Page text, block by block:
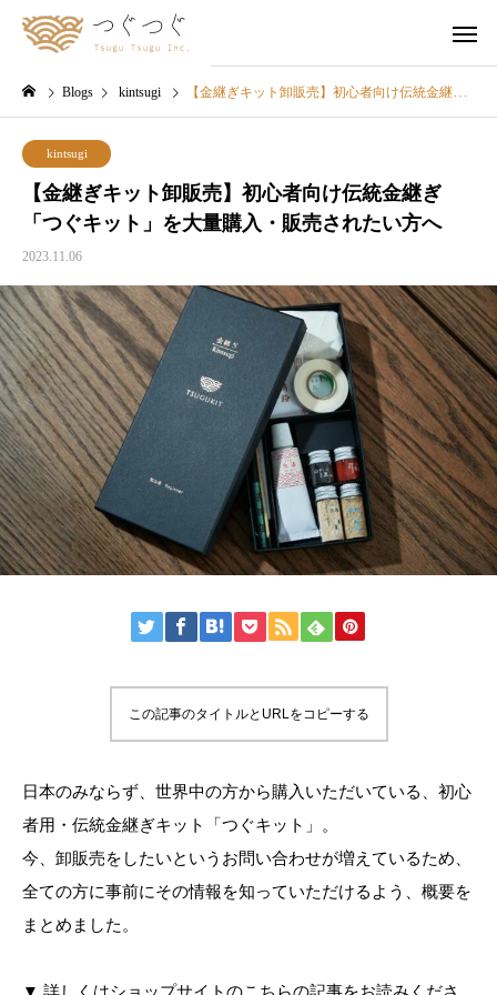
Blogs kintsugi 【金継ぎキット卸販売】初心者向け伝統金継ぎ「つぐキット」を大量購入・販売されたい方へ
kintsugi
【金継ぎキット卸販売】初心者向け伝統金継ぎ
「つぐキット」を大量購入・販売されたい方へ
2023.11.06
この記事のタイトルとURLをコピーする
日本のみならず、世界中の方から購入いただいている、初心
者用・伝統金継ぎキット「つぐキット」。
今、卸販売をしたいというお問い合わせが増えているため、
全ての方に事前にその情報を知っていただけるよう、概要を
まとめました。